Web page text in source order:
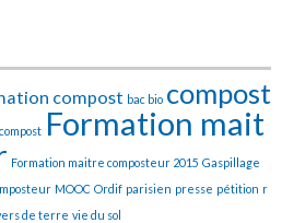
compost bac bio compost
Formation mait
Formation maitre composteur 2015 Gaspillage
MOOC Ordif parisien presse pétition r
de terre vie du sol